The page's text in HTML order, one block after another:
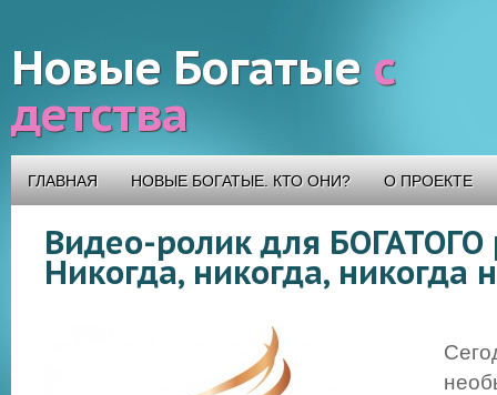
Новые Богатые с
детства
ГЛАВНАЯ НОВЫЕ БОГАТЫЕ. КТО ОНИ? О ПРОЕКТЕ
Видео-ролик для БОГАТОГО
Никогда, никогда, никогда